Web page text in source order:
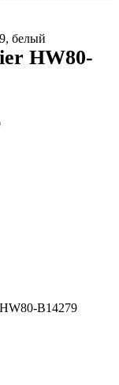
HW80-
B14279